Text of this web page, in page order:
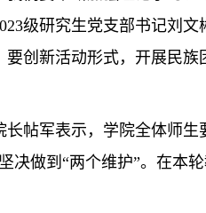
级研究生党支部书记刘文
要创新活动形式，开展 民族
长帖军表示，学院全体师
决做到“两个维护”。在本